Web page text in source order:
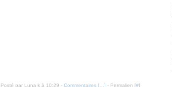
Posté par Luna k à 10:29 - Commentaires [ ] - Permalien [#]